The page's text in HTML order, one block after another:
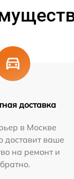
доставка
в Москве
доставит ваше
на ремонт и